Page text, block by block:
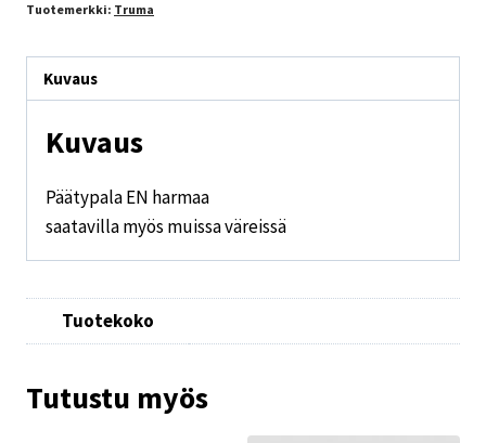
Tuotemerkki: Truma
Kuvaus
Kuvaus
Päätypala EN harmaa
saatavilla myös muissa väreissä
Tuotekoko
Tutustu myös